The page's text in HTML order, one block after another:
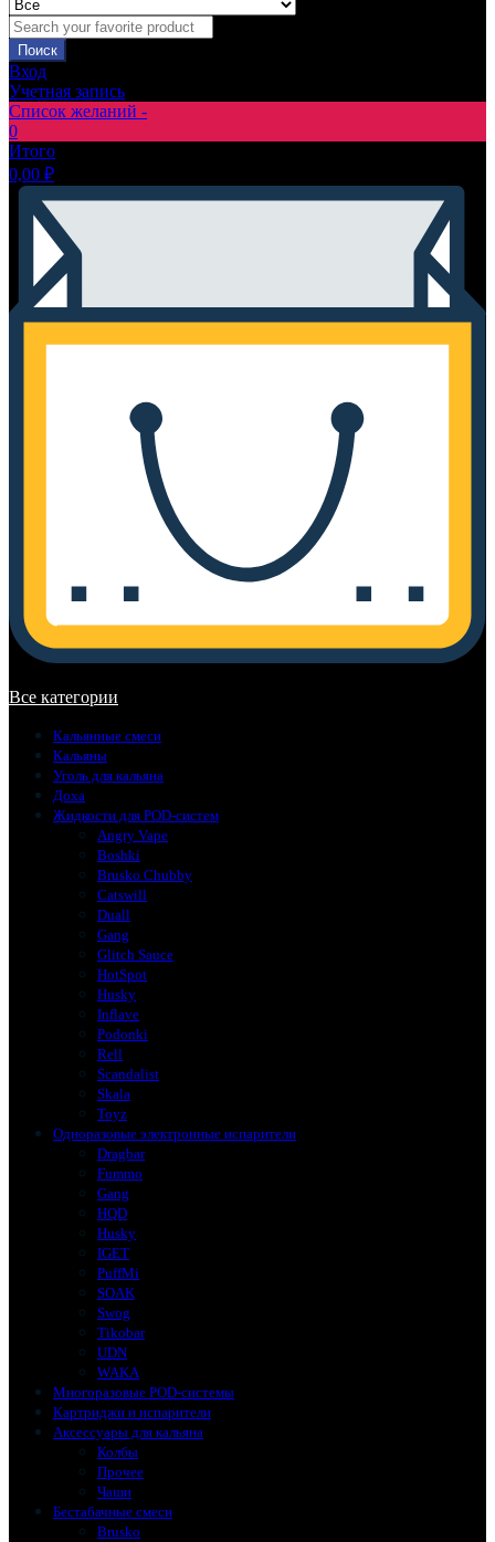
Поиск
Вход
Учетная запись
Список желаний -
0
Итого
0,00 ₽
Все категории
Кальянные смеси
Кальяны
Уголь для кальяна
Доха
Жидкости для POD-систем
Angry Vape
Boshki
Brusko Chubby
Catswill
Duall
Gang
Glitch Sauce
HotSpot
Husky
Inflave
Podonki
Rell
Scandalist
Skala
Toyz
Одноразовые электронные испарители
Dragbar
Fummo
Gang
HQD
Husky
IGET
PuffMi
SOAK
Swog
Tikobar
UDN
WAKA
Многоразовые POD-системы
Картриджи и испарители
Аксессуары для кальяна
Колбы
Прочее
Чаши
Бестабачные смеси
Brusko